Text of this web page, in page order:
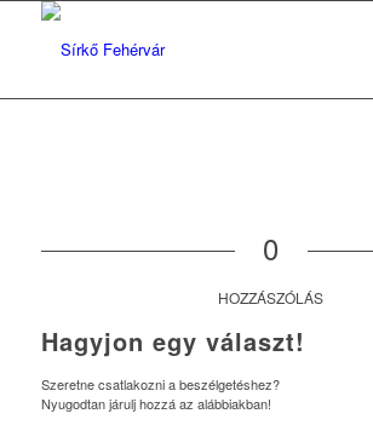
0
HOZZÁSZÓLÁS
Hagyjon egy választ!
Szeretne csatlakozni a beszélgetéshez?
Nyugodtan járulj hozzá az alábbiakban!